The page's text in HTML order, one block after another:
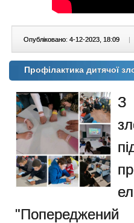
Опубліковано: 4-12-2023, 18:09 |
Профілактика дитячої
З